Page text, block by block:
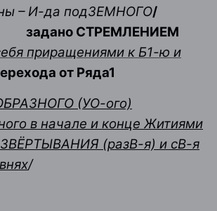
– И-да подЗЕМНОГО/
задано СТРЕМЛЕНИЕМ
приращениями к Б1-ю и
от Ряда1
(УО-ого)
в начале и конце Житиями
(разВ-я) и сВ-я
/